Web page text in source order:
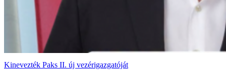
Kinevezték Paks II. új vezérigazgatóját